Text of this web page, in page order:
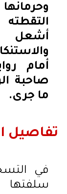
أشعل
أمام
صاحبة
ما جرى.
تفاصيل
في
سلفتها